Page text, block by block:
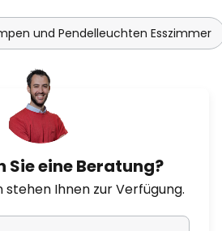
und Pendelleuchten Esszimmer
Sie eine Beratung?
stehen Ihnen zur Verfügung.